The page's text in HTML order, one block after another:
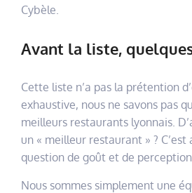
Cybèle.
Avant la liste,
Cette liste n’a pas la prétention
exhaustive, nous ne savons pas
meilleurs restaurants lyonnais.
un « meilleur restaurant » ?
question de goût et de
Nous sommes simplement une